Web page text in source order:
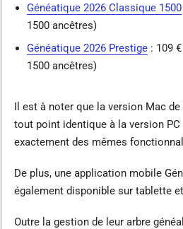
Généatique 2026 Classique 1500
1500 ancêtres)
Généatique 2026 Prestige : 109
1500 ancêtres)
Il est à noter que la version Mac
tout point identique à la version
exactement des mêmes
De plus, une application mobile
également disponible sur tablette
Outre la gestion de leur arbre